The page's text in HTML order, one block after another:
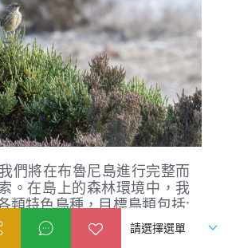
們將在布魯尼島進行完整而
。在島上的森林環境中，我
類特色鳥種，目標鳥類包括:
、雨燕鸚鵡與冠澳吸蜜鳥。
們有機會觀察到多種海鳥，